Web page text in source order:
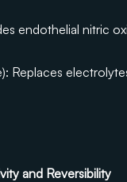
endothelial nitric
Replaces
and Reversibility